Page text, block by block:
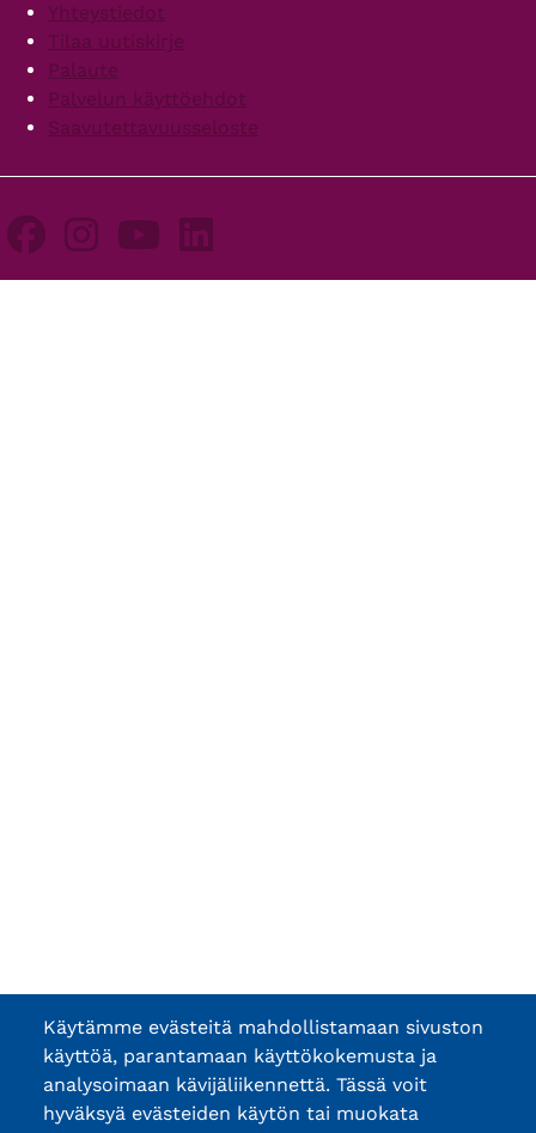
Yhteystiedot
Tilaa uutiskirje
Palaute
Palvelun käyttöehdot
Saavutettavuusseloste
Käytämme evästeitä mahdollistamaan sivuston
käyttöä, parantamaan käyttökokemusta ja
analysoimaan kävijäliikennettä. Tässä voit
hyväksyä evästeiden käytön tai muokata